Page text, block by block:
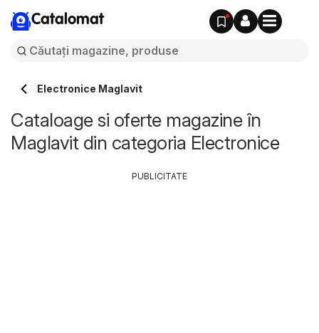
Catalomat
Electronice Maglavit
Cataloage si oferte magazine în
Maglavit din categoria Electronice
PUBLICITATE